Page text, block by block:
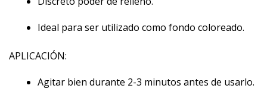
Ideal para ser utilizado como fondo coloreado.
APLICACIÓN:
Agitar bien durante 2-3 minutos antes de usarlo.